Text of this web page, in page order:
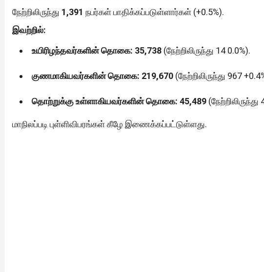
நேற்றிலிருந்து 1,391 நபர்கள் பாதிக்கப்படுள்ளார்கள் (+0.5%).
இவற்றில்:
உயிரிழந்தவர்களின் தொகை: 35,738 (நேற்றிலிருந்து 14 0.0%).
குணமாகியவர்களின் தொகை: 219,670 (நேற்றிலிருந்து 967
தொற்றுக்கு உள்ளாகியவர்களின் தொகை: 45,489
மாநிலப்படி புள்ளிவிபரங்கள் கீழே இணைக்கப்பட்டுள்ளது.